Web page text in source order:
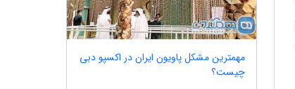
مهمترین مشکل پاویون ایران در اکسپو دبی
چیست؟